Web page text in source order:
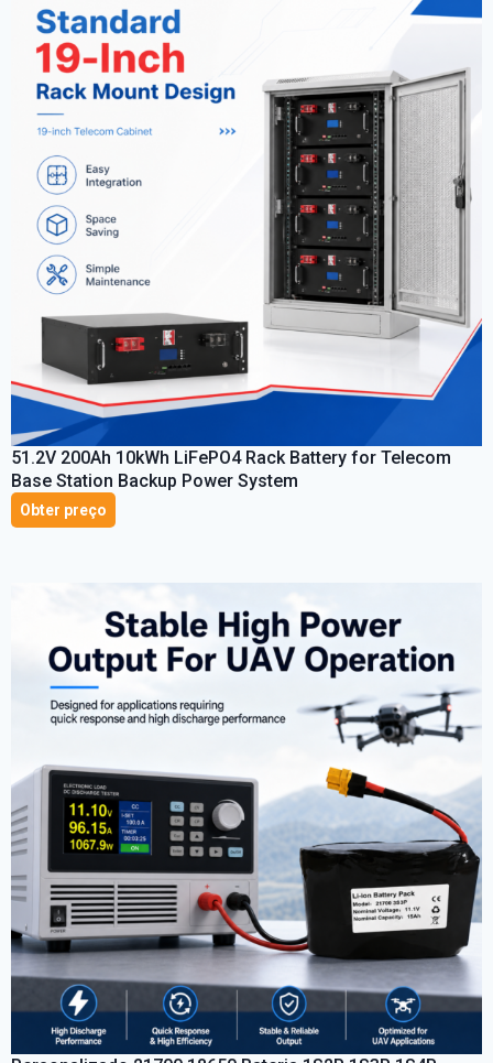
51.2V 200Ah 10kWh LiFePO4 Rack Battery for Telecom
Base Station Backup Power System
Obter preço